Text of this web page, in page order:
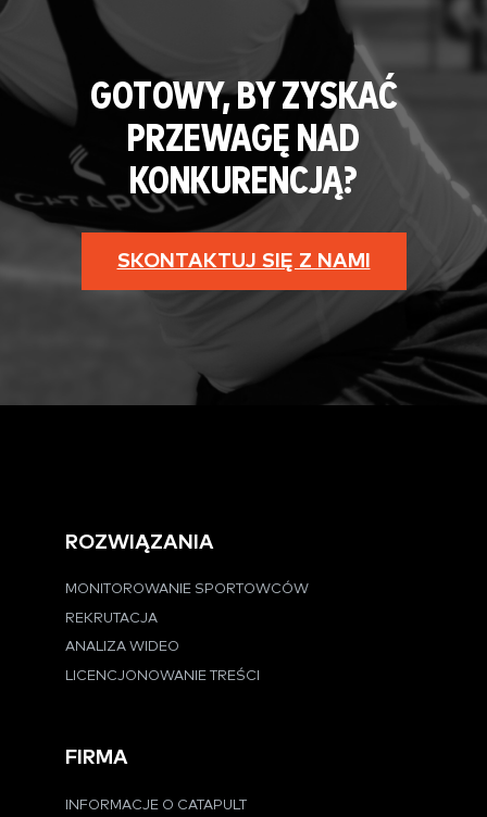
GOTOWY, BY ZYSKAĆ
PRZEWAGĘ NAD
KONKURENCJĄ?
SKONTAKTUJ SIĘ Z NAMI
ROZWIĄZANIA
MONITOROWANIE SPORTOWCÓW
REKRUTACJA
ANALIZA WIDEO
LICENCJONOWANIE TREŚCI
FIRMA
INFORMACJE O CATAPULT